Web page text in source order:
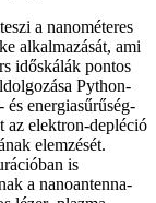
a nanométeres
alkalmazását, ami
időskálák pontos
Python-
és energiasűrűség-
az elektron-depléció
elemzését.
is
a nanoantenna-